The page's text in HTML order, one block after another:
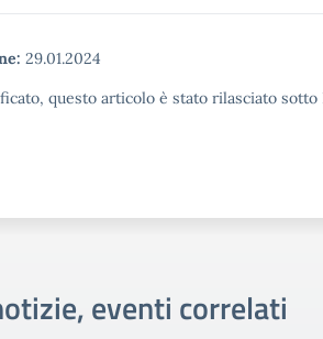
29.01.2024
questo articolo è stato rilasciato
eventi correlati